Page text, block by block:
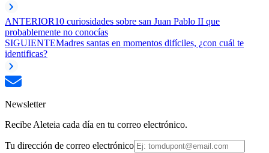
ANTERIOR10 curiosidades sobre san Juan Pablo II que
probablemente no conocías
SIGUIENTEMadres santas en momentos difíciles, ¿con cuál te
identificas?
Newsletter
Recibe Aleteia cada día en tu correo electrónico.
Tu dirección de correo electrónico